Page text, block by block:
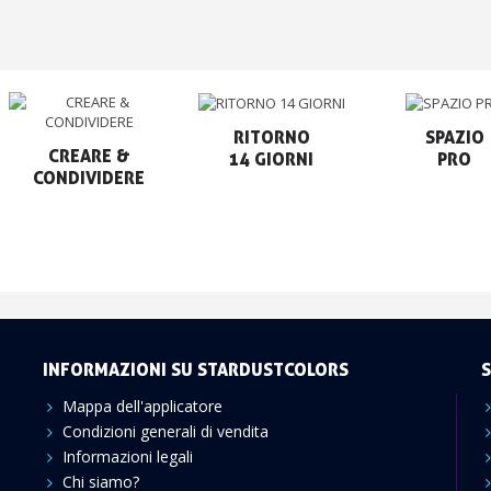
CREARE &
CONDIVIDERE
RITORNO
14 GIORNI
SPAZIO
PRO
INFORMAZIONI SU STARDUSTCOLORS
Mappa dell'applicatore
Condizioni generali di vendita
Informazioni legali
Chi siamo?